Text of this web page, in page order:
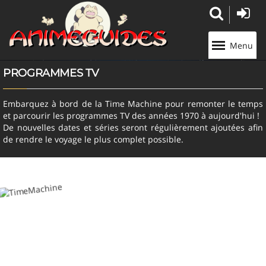
Menu
PROGRAMMES TV
Embarquez à bord de la Time Machine pour remonter le temps
et parcourir les programmes TV des années 1970 à aujourd'hui !
De nouvelles dates et séries seront régulièrement ajoutées afin
de rendre le voyage le plus complet possible.
Panneau de gestion des cookies